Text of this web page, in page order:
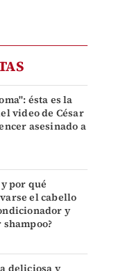
ésta es la
video de César
asesinado a
por qué
el cabello
y